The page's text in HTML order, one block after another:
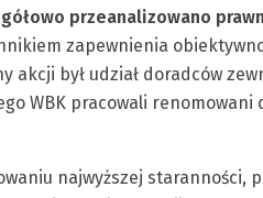
przeanalizowano
zapewnienia
akcji był udział doradców
WBK pracowali
najwyższej staranności,